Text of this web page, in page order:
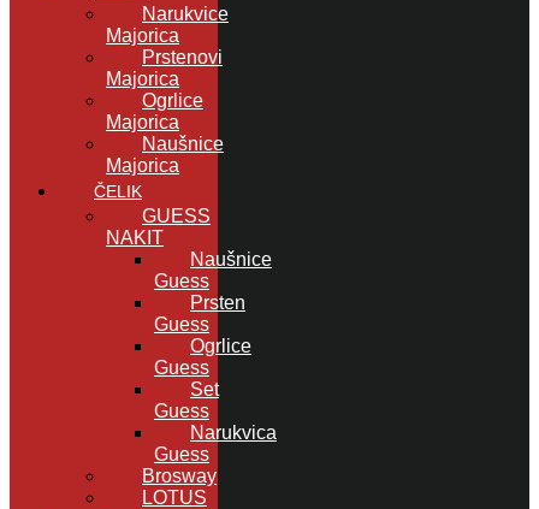
Narukvice
Majorica
Prstenovi
Majorica
Ogrlice
Majorica
Naušnice
Majorica
ČELIK
GUESS
NAKIT
Naušnice
Guess
Prsten
Guess
Ogrlice
Guess
Set
Guess
Narukvica
Guess
Brosway
LOTUS